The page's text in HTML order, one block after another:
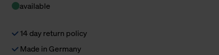
available
14 day return policy
Made in Germany